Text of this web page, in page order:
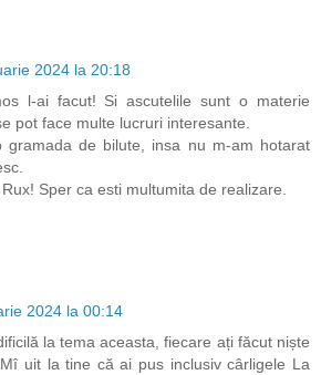
2024 la 20:18
l-ai facut! Si ascutelile sunt o materie
pot face multe lucruri interesante.
de bilute, insa nu m-am hotarat
Sper ca esti multumita de realizare.
2024 la 00:14
la tema aceasta, fiecare ați făcut niște
uit la tine că ai pus inclusiv cârligele La